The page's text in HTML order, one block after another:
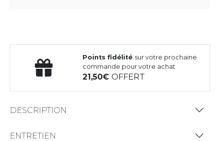
Points fidélité sur votre prochaine
commande pour votre achat
21,50OFFERT
DESCRIPTION
ENTRETIEN